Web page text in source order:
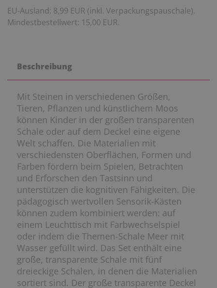
EU-Ausland: 8,99 EUR (inkl. Verpackungspauschale).
Mindestbestellwert: 15,00 EUR.
Beschreibung
Mit Steinen in verschiedenen Größen,
Tieren, Pflanzen und künstlichem Moos
können Kinder in der großen transparenten
Schale oder auf dem Deckel eine eigene
Welt schaffen. Die Materialien mit
verschiedensten Oberflächen, Formen und
Farben fördern beim Spielen, Betrachten
und Erforschen den Tastsinn und
unterstützen die kognitiven Fähigkeiten. Die
pädagogisch wertvollen Sensorik-Kästen
können zudem kombiniert werden: auf
einem Leuchttisch mit Farbwechselspiel
oder indem die Themen-Schale Meer mit
Wasser gefüllt wird. Das Set enthält eine
große, transparente Schale mit fünf
dreieckige Schalen, in denen die Materialien
sortiert sind. Der große transparente Deckel